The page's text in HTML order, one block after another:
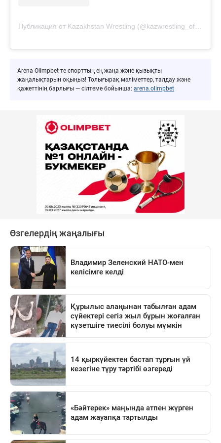
Arena Olimpbet-те спорттың ең жаңа және қызықты
жаңалықтарын оқыңыз! Толығырақ мәліметтер, талдау және
қажеттінің барлығы — сілтеме бойынша: arena.olimpbet